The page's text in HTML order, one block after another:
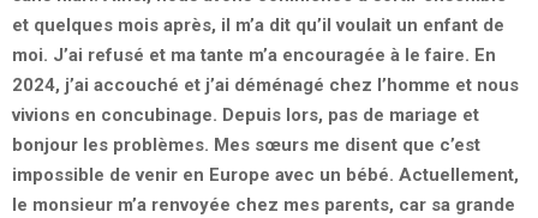
et quelques mois après, il m’a dit qu’il voulait un enfant de
moi. J’ai refusé et ma tante m’a encouragée à le faire. En
2024, j’ai accouché et j’ai déménagé chez l’homme et nous
vivions en concubinage. Depuis lors, pas de mariage et
bonjour les problèmes. Mes sœurs me disent que c’est
impossible de venir en Europe avec un bébé. Actuellement,
le monsieur m’a renvoyée chez mes parents, car sa grande